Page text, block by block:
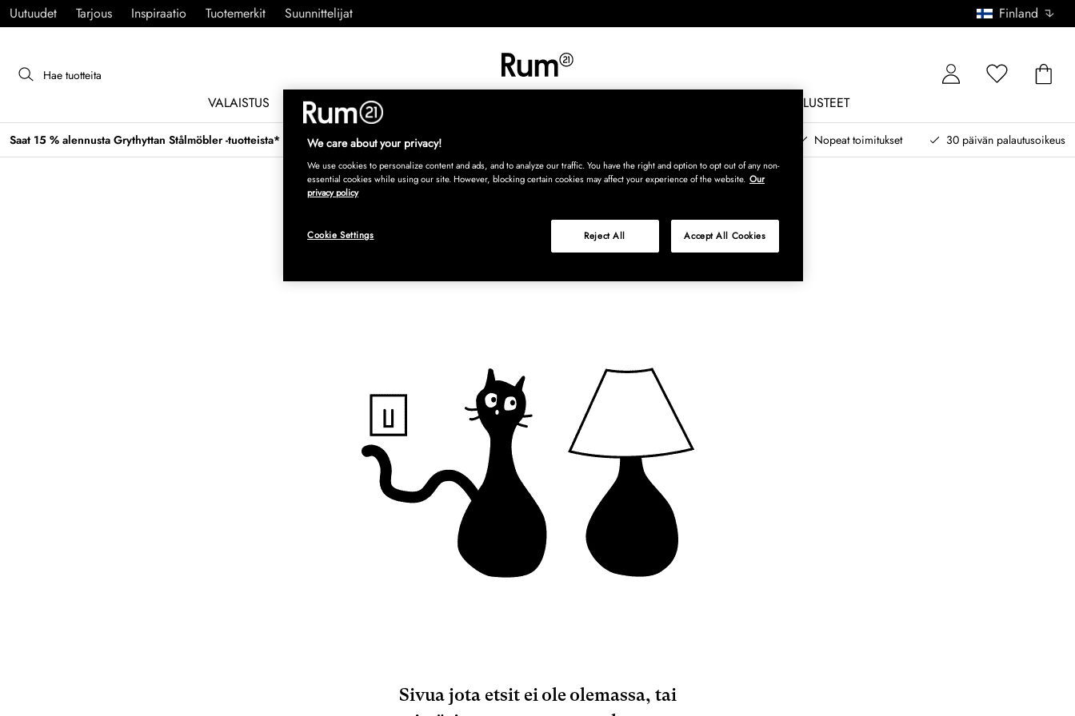
Uutuudet Tarjous Inspiraatio Tuotemerkit Suunnittelijat Finland
VALAISTUS HUONEKALUT ULKOKALUSTEET
Saat 15 % alennusta Grythyttan Stålmöbler -tuotteista* → Nopeat toimitukset 30 päivän palautusoikeus
Sivua jota etsit ei ole olemassa, tai
We care about your privacy!
We use cookies to personalize content and ads, and to analyze our traffic. You have the right and option to opt out of any non-
essential cookies while using our site. However, blocking certain cookies may affect your experience of the website. Our
privacy policy
Reject All Accept All Cookies
Cookie Settings